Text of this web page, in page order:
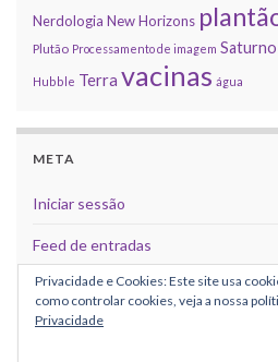
Nerdologia New Horizons
Plutão Processamento de imagem Saturno
Hubble Terra vacinas água
META
Iniciar sessão
Feed de entradas
Feed de comentários
WordPress.org
Privacidade e Cookies: Este site usa
como controlar cookies, veja a nossa
Privacidade